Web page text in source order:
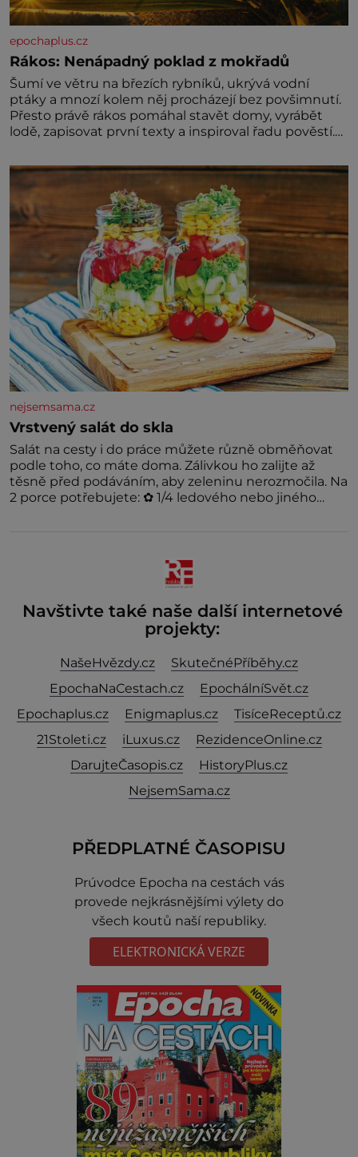
epochaplus.cz
Rákos: Nenápadný poklad z mokřadů
Šumí ve větru na březích rybníků, ukrývá vodní
ptáky a mnozí kolem něj procházejí bez povšimnutí.
Přesto právě rákos pomáhal stavět domy, vyrábět
lodě, zapisovat první texty a inspiroval řadu pověstí.
už tisíce let. Většina lidí vnímá rákos jen jako
obyčejnou kulisu letního koupání. Stačí se však
podívat
nejsemsama.cz
Vrstvený salát do skla
Salát na cesty i do práce můžete různě obměňovat
podle toho, co máte doma. Zálivkou ho zalijte až
těsně před podáváním, aby zeleninu nerozmočila. Na
2 porce potřebujete: ✿ 1/4 ledového nebo jiného
Navštivte také naše další internetové
projekty:
NašeHvězdy.cz
SkutečnéPříběhy.cz
EpochaNaCestach.cz
EpochálníSvět.cz
Epochaplus.cz
Enigmaplus.cz
TisíceReceptů.cz
21Stoleti.cz
iLuxus.cz
RezidenceOnline.cz
DarujteČasopis.cz
HistoryPlus.cz
NejsemSama.cz
PŘEDPLATNÉ ČASOPISU
Prúvodce Epocha na cestách vás
provede nejkrásnějšími výlety do
všech koutů naší republiky.
ELEKTRONICKÁ VERZE